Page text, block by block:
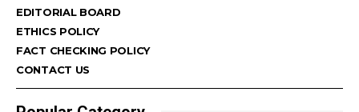
EDITORIAL BOARD
ETHICS POLICY
FACT CHECKING POLICY
CONTACT US